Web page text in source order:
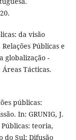
da visão
Públicas e
globalização -
Tácticas.
públicas:
In: GRUNIG, J.
Públicas: teoria,
do Sul: Difusão